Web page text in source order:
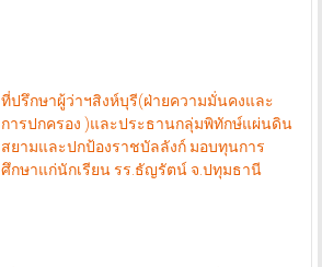
ที่ปรึกษาผู้ว่าฯสิงห์บุรี(ฝ่ายความมั่นคงและ
การปกครอง )และประธานกลุ่มพิทักษ์แผ่นดิน
สยามและปกป้องราชบัลลังก์ มอบทุนการ
ศึกษาแก่นักเรียน รร.ธัญรัตน์ จ.ปทุมธานี